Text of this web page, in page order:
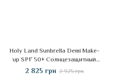
Holy Land Sunbrella Demi Make-
up SPF 50+ Солнцезащитный
крем 125 ml
2 825 грн 2 925 грн